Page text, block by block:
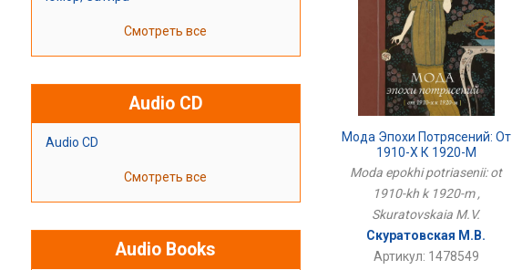
Смотреть все
Audio CD
Audio CD
Смотреть все
Audio Books
Мода Эпохи Потрясений: От
1910-Х К 1920-М
Moda epokhi potriasenii: ot
1910-kh k 1920-m ,
Skuratovskaia M.V.
Скуратовская М.В.
Артикул: 1478549